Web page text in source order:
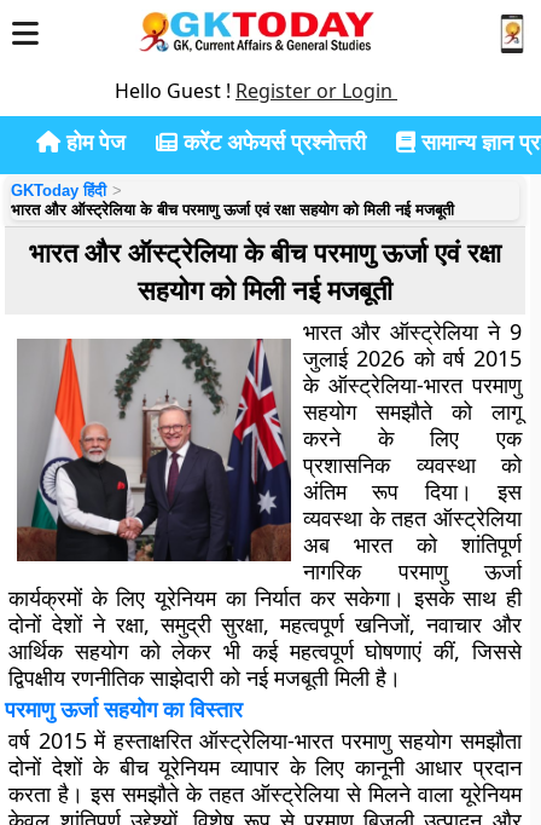
Hello Guest ! Register or Login
होम पेज करेंट अफेयर्स प्रश्नोत्तरी सामान्य ज्ञान
GKToday हिंदी
भारत और ऑस्ट्रेलिया के बीच परमाणु ऊर्जा एवं रक्षा सहयोग को मिली नई मजबूती
भारत और ऑस्ट्रेलिया के बीच परमाणु ऊर्जा एवं रक्षा
सहयोग को मिली नई मजबूती
भारत और ऑस्ट्रेलिया ने 9
जुलाई 2026 को वर्ष 2015
केऑस्ट्रेलिया-भारत परमाणु
सहयोग समझौतेको लागू
करने के लिए एक
प्रशासनिक व्यवस्था को
अंतिम रूप दिया। इस
व्यवस्था के तहत ऑस्ट्रेलिया
अब भारत को शांतिपूर्ण
नागरिक परमाणु ऊर्जा
कार्यक्रमों के लिए यूरेनियम का निर्यात कर सकेगा। इसके साथ ही
दोनों देशों ने रक्षा, समुद्री सुरक्षा, महत्वपूर्ण खनिजों, नवाचार और
आर्थिक सहयोग को लेकर भी कई महत्वपूर्ण घोषणाएं कीं, जिससे
द्विपक्षीय रणनीतिक साझेदारी को नई मजबूती मिली है।
परमाणु ऊर्जा सहयोग का विस्तार
वर्ष 2015 में हस्ताक्षरित ऑस्ट्रेलिया-भारत परमाणु सहयोग समझौता
दोनों देशों के बीच यूरेनियम व्यापार के लिए कानूनी आधार प्रदान
करता है। इस समझौते के तहत ऑस्ट्रेलिया से मिलने वाला यूरेनियम